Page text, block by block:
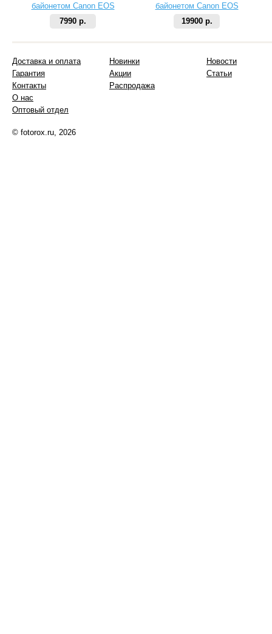
байонетом Canon EOS
7990 р.
байонетом Canon EOS
19900 р.
Доставка и оплата
Гарантия
Контакты
О нас
Оптовый отдел
Новинки
Акции
Распродажа
Новости
Статьи
© fotorox.ru, 2026